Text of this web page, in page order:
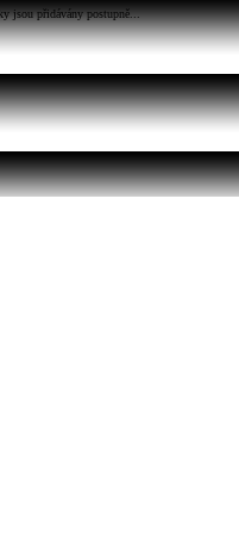
jsou přidávány postupně...